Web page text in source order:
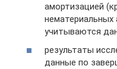
амортизацией
нематериальных
учитываются
результаты
данные по